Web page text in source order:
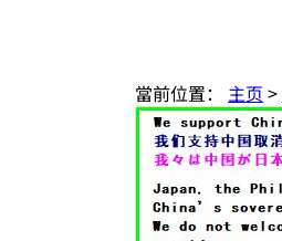
當前位置： 主页 >